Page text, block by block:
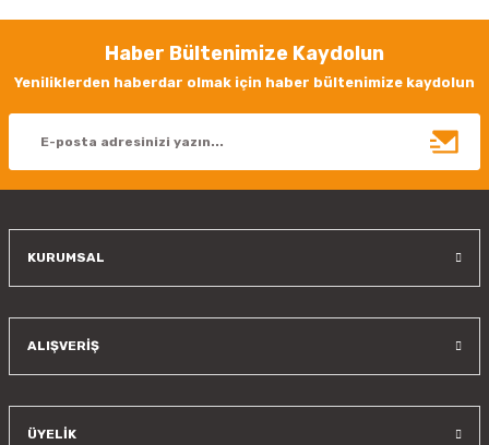
Görüş ve önerileriniz için teşekkür ederiz.
Ürün resmi kalitesiz, bozuk veya görüntülenemiyor.
Ürün bilgilerinde hatalar bulunuyor.
Haber Bültenimize Kaydolun
Yeniliklerden haberdar olmak için haber bültenimize kaydolun
KURUMSAL
ALIŞVERİŞ
ÜYELİK